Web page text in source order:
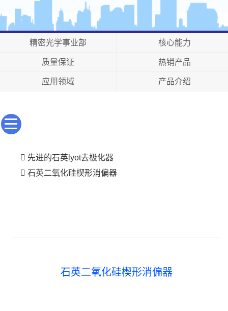
精密光学事业部 核心能力
质量保证 热销产品
应用领域 产品介绍
先进的石英lyot去极化器
石英二氧化硅楔形消偏器
石英二氧化硅楔形消偏器